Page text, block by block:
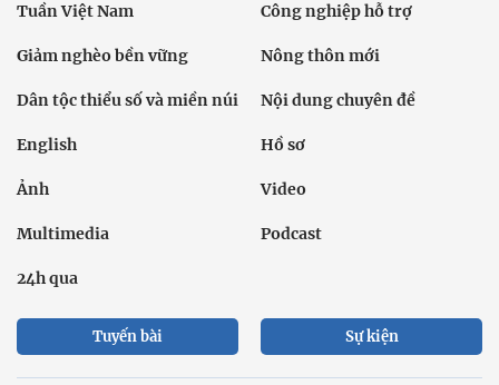
Tuần Việt Nam Công nghiệp hỗ trợ
Giảm nghèo bền vững Nông thôn mới
Dân tộc thiểu số và miền núi Nội dung chuyên đề
English Hồ sơ
Ảnh Video
Multimedia Podcast
24h qua
Tuyến bài Sự kiện